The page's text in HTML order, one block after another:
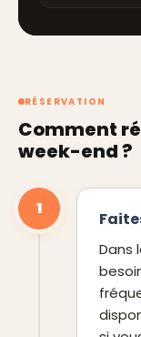
RÉSERVATION
Comment
week-end ?
1
Dans